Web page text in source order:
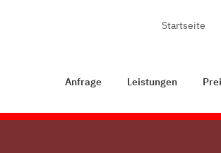
Startseite
Anfrage Leistungen